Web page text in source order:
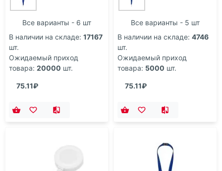
Все варианты - 6 шт
В наличии на складе: 17167
шт.
Ожидаемый приход
товара: 20000 шт.
75.11₽
Все варианты - 5 шт
В наличии на складе: 4746
шт.
Ожидаемый приход
товара: 5000 шт.
75.11₽